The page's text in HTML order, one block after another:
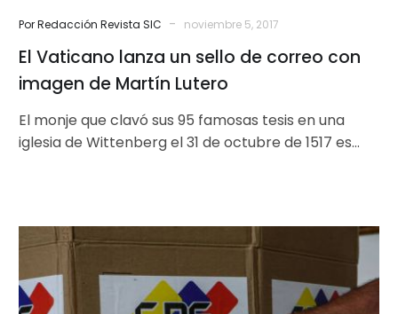
Por Redacción Revista SIC - noviembre 5, 2017
El Vaticano lanza un sello de correo con
imagen de Martín Lutero
El monje que clavó sus 95 famosas tesis en una
iglesia de Wittenberg el 31 de octubre de 1517 es…
es
anticomunista